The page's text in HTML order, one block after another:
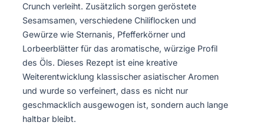
Crunch verleiht. Zusätzlich sorgen geröstete
Sesamsamen, verschiedene Chiliflocken und
Gewürze wie Sternanis, Pfefferkörner und
Lorbeerblätter für das aromatische, würzige Profil
des Öls. Dieses Rezept ist eine kreative
Weiterentwicklung klassischer asiatischer Aromen
und wurde so verfeinert, dass es nicht nur
geschmacklich ausgewogen ist, sondern auch lange
haltbar bleibt.